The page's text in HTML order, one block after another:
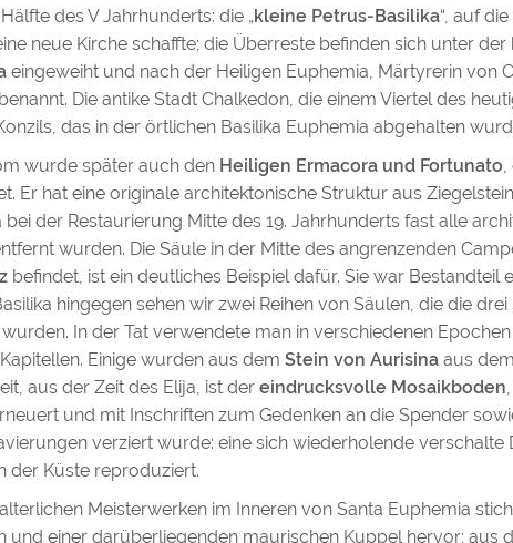
des V Jahrhunderts: die „kleine Petrus-Basilika“, auf
neue Kirche schaffte; die Überreste befinden sich unter
eingeweiht und nach der Heiligen Euphemia, Märtyrerin von
Die antike Stadt Chalkedon, die einem Viertel des
das in der örtlichen Basilika Euphemia abgehalten
wurde später auch den Heiligen Ermacora und Fortunato,
Er hat eine originale architektonische Struktur aus
bei der Restaurierung Mitte des 19. Jahrhunderts fast alle
wurden. Die Säule in der Mitte des angrenzenden
befindet, ist ein deutliches Beispiel dafür. Sie war Bestandteil
hingegen sehen wir zwei Reihen von Säulen, die die
In der Tat verwendete man in verschiedenen
Einige wurden aus demStein von Aurisina aus
aus der Zeit des Elija, ist dereindrucksvolle Mosaikboden
und mit Inschriften zum Gedenken an die Spender
verziert wurde: eine sich wiederholende verschalte
der Küste reproduziert.
Meisterwerken im Inneren von Santa Euphemia
und einer darüberliegenden maurischen Kuppel hervor; aus